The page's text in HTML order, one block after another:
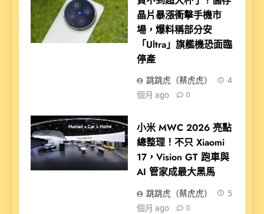
晶片暴漲衝擊手機市
場，爆料稱部分安
「Ultra」旗艦機恐面臨
停產
跳跳虎（蔡虎虎）
4
個月 ago
0
小米 MWC 2026 亮點
總整理！不只 Xiaomi
17，Vision GT 跑車與
AI 管家成最大黑馬
跳跳虎（蔡虎虎）
5
個月 ago
0